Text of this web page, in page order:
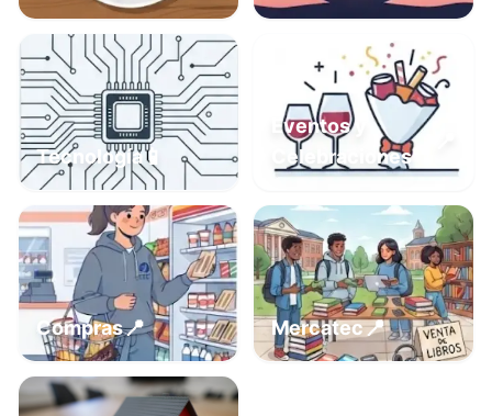
Tecnología📱
Eventos y
Celebraciones
Compras📍 Mercatec📍